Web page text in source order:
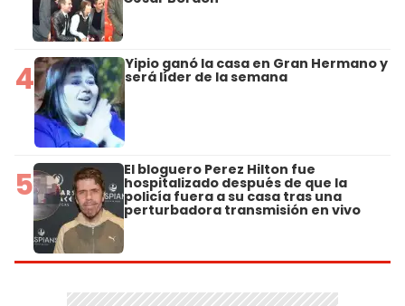
4 Yipio ganó la casa en Gran Hermano y
será líder de la semana
5 El bloguero Perez Hilton fue
hospitalizado después de que la
policía fuera a su casa tras una
perturbadora transmisión en vivo